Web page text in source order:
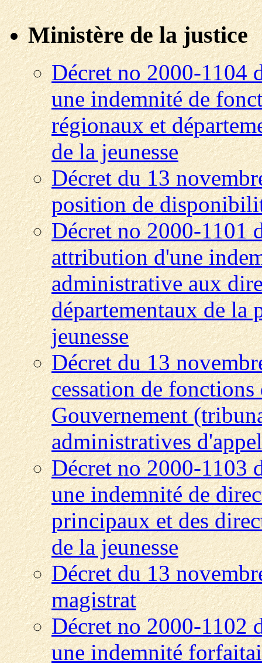
Ministère de la justice
Décret no 2000-1104
une indemnité de
régionaux et
de la jeunesse
Décret du 13
position de
Décret no 2000-1101
attribution d'une
administrative aux
départementaux de
jeunesse
Décret du 13
cessation de
Gouvernement
administratives
Décret no 2000-1103
une indemnité de
principaux et des
de la jeunesse
Décret du 13
magistrat
Décret no 2000-1102
une indemnité